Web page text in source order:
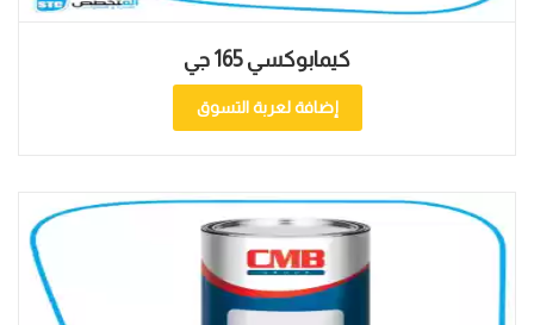
كيمابوكسي 165 جي
إضافة لعربة التسوق